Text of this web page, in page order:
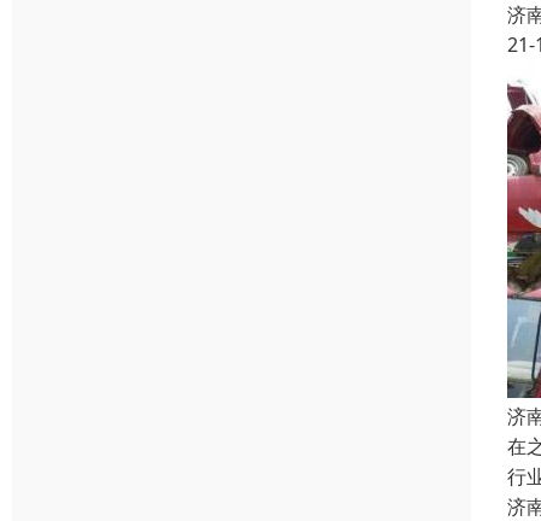
济
21-
济
在
行
济